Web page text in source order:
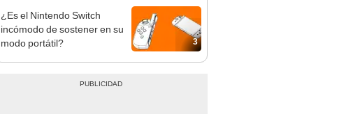
3
¿Es el Nintendo Switch
incómodo de sostener en su
modo portátil?